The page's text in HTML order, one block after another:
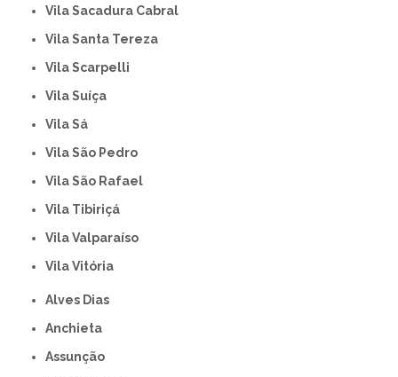
Vila Sacadura Cabral
Vila Santa Tereza
Vila Scarpelli
Vila Suíça
Vila Sá
Vila São Pedro
Vila São Rafael
Vila Tibiriçá
Vila Valparaíso
Vila Vitória
Alves Dias
Anchieta
Assunção